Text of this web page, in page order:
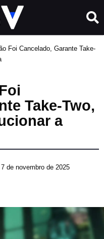
Foi Cancelado, Garante Take-
Take-Two,
a
7 de novembro de 2025
o
v
m